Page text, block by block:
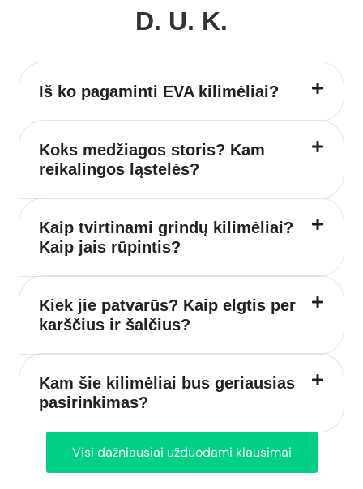
D. U. K.
Iš ko pagaminti EVA kilimėliai?
Koks medžiagos storis? Kam
reikalingos ląstelės?
Kaip tvirtinami grindų kilimėliai?
Kaip jais rūpintis?
Kiek jie patvarūs? Kaip elgtis per
karščius ir šalčius?
Kam šie kilimėliai bus geriausias
pasirinkimas?
Visi dažniausiai užduodami klausimai